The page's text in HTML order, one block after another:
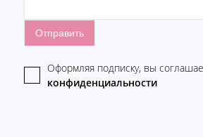
Оформляя подписку, вы
конфиденциальности